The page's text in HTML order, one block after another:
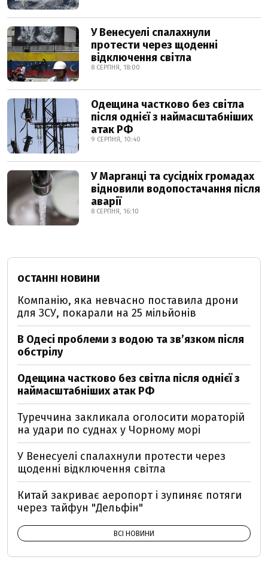
У Венесуелі спалахнули
протести через щоденні
відключення світла
8 СЕРПНЯ, 18:00
Одещина частково без світла
після однієї з наймасштабніших
атак РФ
9 СЕРПНЯ, 10:40
У Марганці та сусідніх громадах
відновили водопостачання після
аварії
8 СЕРПНЯ, 16:10
ОСТАННІ НОВИНИ
Компанію, яка невчасно поставила дрони
для ЗСУ, покарали на 25 мільйонів
В Одесі проблеми з водою та звʼязком після
обстрілу
Одещина частково без світла після однієї з
наймасштабніших атак РФ
Туреччина закликала оголосити мораторій
на удари по суднах у Чорному морі
У Венесуелі спалахнули протести через
щоденні відключення світла
Китай закриває аеропорт і зупиняє потяги
через тайфун "Дельфін"
ВСІ НОВИНИ